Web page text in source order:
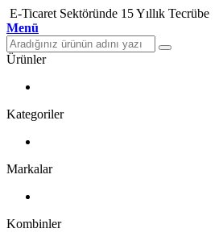
E-Ticaret Sektöründe 15 Yıllık Tecrübe
Menü
Ürünler
Kategoriler
Markalar
Kombinler